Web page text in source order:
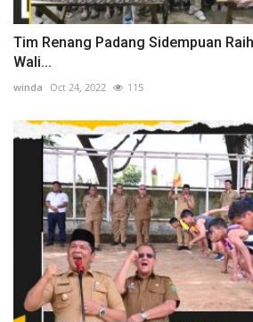
Tim Renang Padang Sidempuan
Wali...
winda Oct 24, 2022 115